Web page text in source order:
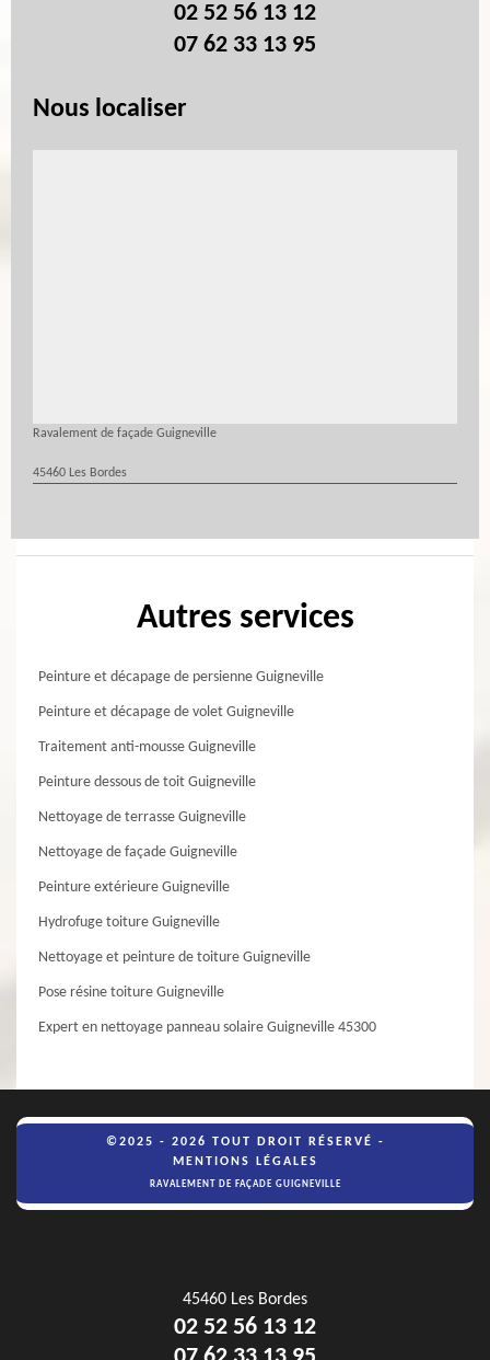
02 52 56 13 12
07 62 33 13 95
Nous localiser
Ravalement de façade Guigneville
45460 Les Bordes
Autres services
Peinture et décapage de persienne Guigneville
Peinture et décapage de volet Guigneville
Traitement anti-mousse Guigneville
Peinture dessous de toit Guigneville
Nettoyage de terrasse Guigneville
Nettoyage de façade Guigneville
Peinture extérieure Guigneville
Hydrofuge toiture Guigneville
Nettoyage et peinture de toiture Guigneville
Pose résine toiture Guigneville
Expert en nettoyage panneau solaire Guigneville 45300
©2025 - 2026 TOUT DROIT RÉSERVÉ -
MENTIONS LÉGALES
RAVALEMENT DE FAÇADE GUIGNEVILLE
45460 Les Bordes
02 52 56 13 12